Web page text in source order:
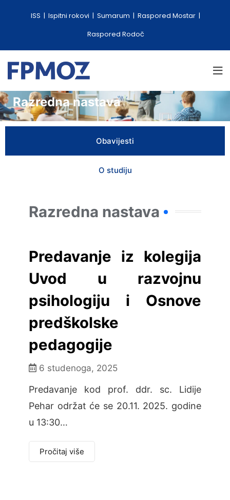
ISS Ispitni rokovi Sumarum
Raspored Mostar
Raspored Rodoč
Razredna nastava
Obavijesti
O studiju
Razredna nastava
Predavanje iz kolegija
Uvod u razvojnu
psihologiju i Osnove
predškolske
pedagogije
6 studenoga, 2025
Predavanje kod prof. ddr. sc. Lidije
Pehar održat će se 20.11. 2025. godine
u 13:30…
Pročitaj više